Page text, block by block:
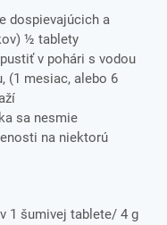
dospievajúcich a
½ tablety
v pohári s vodou
(1 mesiac, alebo 6
sa nesmie
na niektorú
v 1 šumivej tablete/ 4 g